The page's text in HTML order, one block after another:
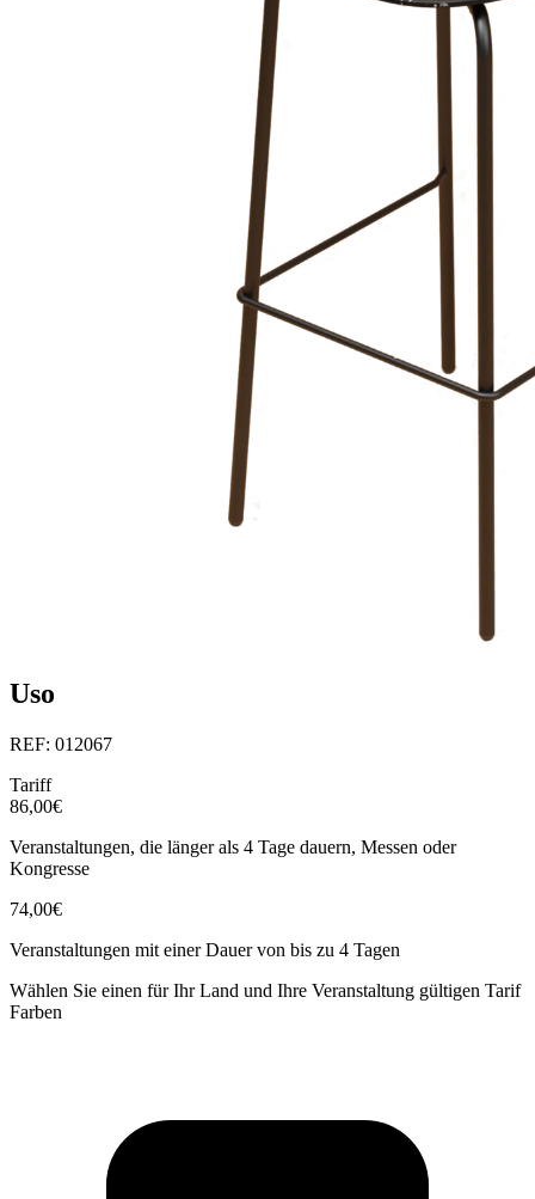
Uso
REF: 012067
Tariff
86,00€
Veranstaltungen, die länger als 4 Tage dauern, Messen oder
Kongresse
74,00€
Veranstaltungen mit einer Dauer von bis zu 4 Tagen
Wählen Sie einen für Ihr Land und Ihre Veranstaltung gültigen Tarif
Farben